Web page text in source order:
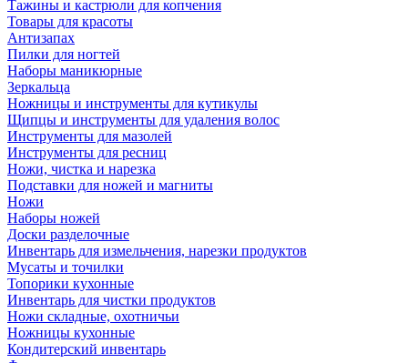
Тажины и кастрюли для копчения
Товары для красоты
Антизапах
Пилки для ногтей
Наборы маникюрные
Зеркальца
Ножницы и инструменты для кутикулы
Щипцы и инструменты для удаления волос
Инструменты для мазолей
Инструменты для ресниц
Ножи, чистка и нарезка
Подставки для ножей и магниты
Ножи
Наборы ножей
Доски разделочные
Инвентарь для измельчения, нарезки продуктов
Мусаты и точилки
Топорики кухонные
Инвентарь для чистки продуктов
Ножи складные, охотничьи
Ножницы кухонные
Кондитерский инвентарь